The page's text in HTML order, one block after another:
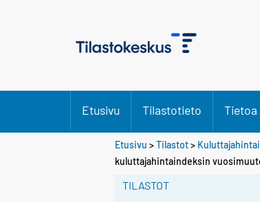
Etusivu Tilastotieto
Etusivu >Tilastot>
kuluttajahintaindeksin
TILASTOT